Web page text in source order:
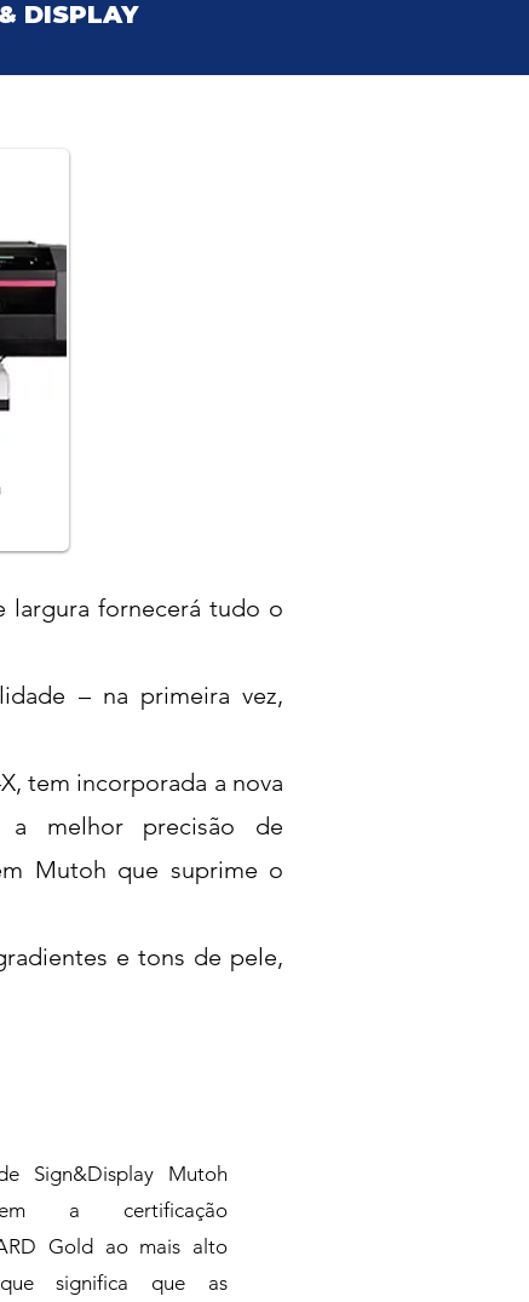
DISPLAY
largura fornecerá tudo o
– na primeira vez,
tem incorporada a nova
a melhor precisão de
Mutoh que suprime o
e tons de pele,
Sign&Display Mutoh
a certificação
Gold ao mais alto
significa que as